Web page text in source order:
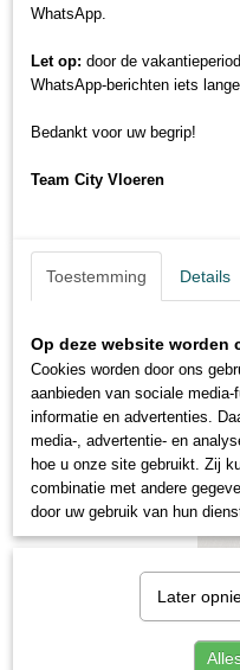
Output Loop &
WhatsApp.
Let op: door de
WhatsApp-berichten iets
Bedankt voor uw begrip!
Team City Vloeren
Toestemming Details
Op deze website worden
Cookies worden door ons
aanbieden van sociale
informatie en advertenties.
media-, advertentie- en
hoe u onze site gebruikt. Zij
combinatie met andere
door uw gebruik van hun
Later